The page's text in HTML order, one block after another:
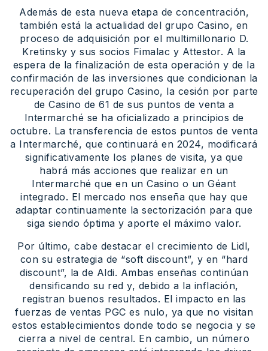
Además de esta nueva etapa de concentración,
también está la actualidad del grupo Casino, en
proceso de adquisición por el multimillonario D.
Kretinsky y sus socios Fimalac y Attestor. A la
espera de la finalización de esta operación y de la
confirmación de las inversiones que condicionan la
recuperación del grupo Casino, la cesión por parte
de Casino de 61 de sus puntos de venta a
Intermarché se ha oficializado a principios de
octubre. La transferencia de estos puntos de venta
a Intermarché, que continuará en 2024, modificará
significativamente los planes de visita, ya que
habrá más acciones que realizar en un
Intermarché que en un Casino o un Géant
integrado. El mercado nos enseña que hay que
adaptar continuamente la sectorización para que
siga siendo óptima y aporte el máximo valor.
Por último, cabe destacar el crecimiento de Lidl,
con su estrategia de “soft discount”, y en “hard
discount”, la de Aldi. Ambas enseñas continúan
densificando su red y, debido a la inflación,
registran buenos resultados. El impacto en las
fuerzas de ventas PGC es nulo, ya que no visitan
estos establecimientos donde todo se negocia y se
cierra a nivel de central. En cambio, un número